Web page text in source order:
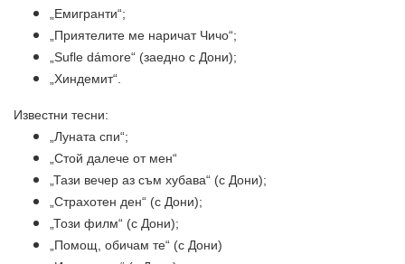
Емигранти“;
Приятелите ме наричат Чичо“;
Sufle dámore“ (заедно с Дони);
Хиндемит“.
Известни тесни:
„Луната спи“;
„Стой далече от мен“
„Тази вечер аз съм хубава“ (с Дони);
„Страхотен ден“ (с Дони);
„Този филм“ (с Дони);
„Помощ, обичам те“ (с Дони)